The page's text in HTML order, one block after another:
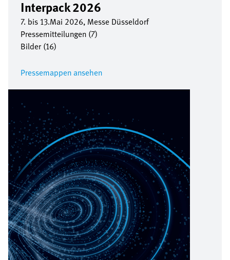
Interpack 2026
7. bis 13.Mai 2026, Messe Düsseldorf
Pressemitteilungen (7)
Bilder (16)
Pressemappen ansehen